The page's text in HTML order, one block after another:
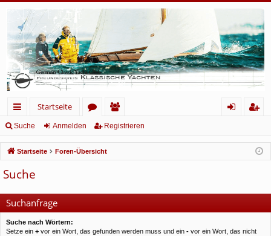
ch
ne
llz
ug
rif
f
Startseite
or
en
itg
lie
de
m
el
ist
rie
Suche Anmelden Registrieren
Startseite Foren-Übersicht
Suche
Suchanfrage
Suche nach Wörtern:
Setze ein + vor ein Wort, das gefunden werden muss und ein - vor ein Wort, das nicht